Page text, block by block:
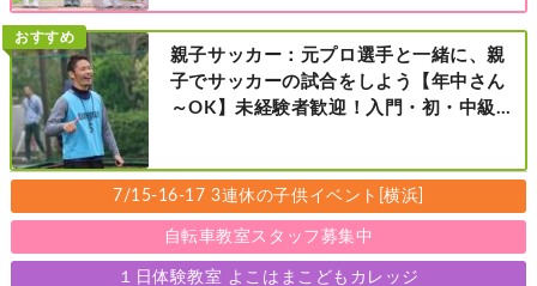
店・町田店・マルイファミリー溝口店］
おすすめ
親子サッカー：元プロ選手と一緒に、親
子でサッカーの試合をしよう【年中さん
～OK】未経験者歓迎！入門・初・中級の
7/15-16-17 3連休の子供イベント[横浜]
自転車教室スタッフ募集中
１日体験教室 よこはまこどもカレッジ